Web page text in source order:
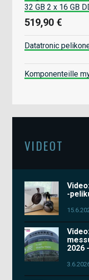
32 GB 2 x 16 GB
519,90 €
Datatronic
Komponenteille
VIDEOT
-
2026